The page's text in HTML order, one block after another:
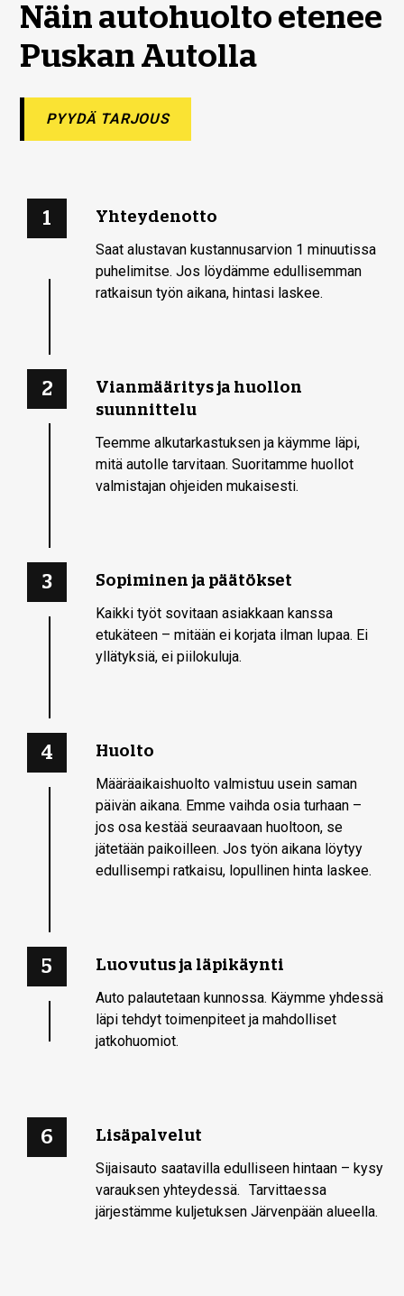
Näin autohuolto etenee
Puskan Autolla
PYYDÄ TARJOUS
1 Yhteydenotto
Saat alustavan kustannusarvion 1 minuutissa
puhelimitse. Jos löydämme edullisemman
ratkaisun työn aikana, hintasi laskee.
2
Vianmääritys ja huollon
suunnittelu
Teemme alku­tarkastuksen ja käymme läpi,
mitä autolle tarvitaan. Suoritamme huollot
valmistajan ohjeiden mukaisesti.
3 Sopiminen ja päätökset
Kaikki työt sovitaan asiakkaan kanssa
etukäteen – mitään ei korjata ilman lupaa. Ei
yllätyksiä, ei piilokuluja.
4 Huolto
Määräaikaishuolto valmistuu usein saman
päivän aikana. Emme vaihda osia turhaan –
jos osa kestää seuraavaan huoltoon, se
jätetään paikoilleen. Jos työn aikana löytyy
edullisempi ratkaisu, lopullinen hinta laskee.
5 Luovutus ja läpikäynti
Auto palautetaan kunnossa. Käymme yhdessä
läpi tehdyt toimenpiteet ja mahdolliset
jatkohuomiot.
6 Lisäpalvelut
Sijaisauto saatavilla edulliseen hintaan – kysy
varauksen yhteydessä. Tarvittaessa
järjestämme kuljetuksen Järvenpään alueella.